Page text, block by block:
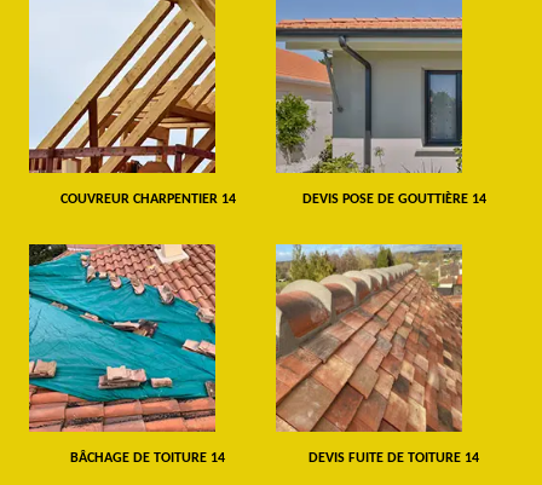
COUVREUR CHARPENTIER 14 DEVIS POSE DE GOUTTIÈRE 14
BÂCHAGE DE TOITURE 14 DEVIS FUITE DE TOITURE 14